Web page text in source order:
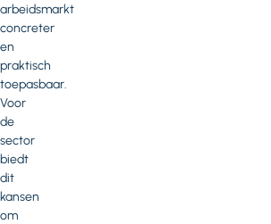
arbeidsmarkt
concreter
en
praktisch
toepasbaar.
Voor
de
sector
biedt
dit
kansen
om